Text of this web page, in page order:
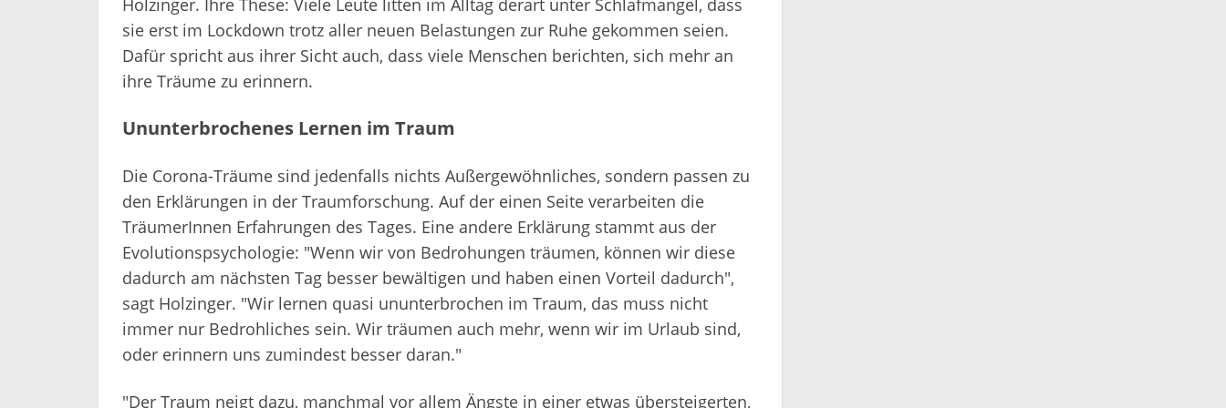
sie erst im Lockdown trotz aller neuen Belastungen zur Ruhe gekommen seien.
Dafür spricht aus ihrer Sicht auch, dass viele Menschen berichten, sich mehr an
ihre Träume zu erinnern.
Ununterbrochenes Lernen im Traum
Die Corona-Träume sind jedenfalls nichts Außergewöhnliches, sondern passen zu
den Erklärungen in der Traumforschung. Auf der einen Seite verarbeiten die
TräumerInnen Erfahrungen des Tages. Eine andere Erklärung stammt aus der
Evolutionspsychologie: "Wenn wir von Bedrohungen träumen, können wir diese
dadurch am nächsten Tag besser bewältigen und haben einen Vorteil dadurch",
sagt Holzinger. "Wir lernen quasi ununterbrochen im Traum, das muss nicht
immer nur Bedrohliches sein. Wir träumen auch mehr, wenn wir im Urlaub sind,
oder erinnern uns zumindest besser daran."
"Der Traum neigt dazu, manchmal vor allem Ängste in einer etwas übersteigerten,